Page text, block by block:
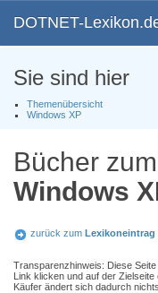
DOTNET-
Sie sind hier
Themenübersicht
Windows XP
Bücher
Windows
zurück zum Lexikoneintrag
Transparenzhinweis: Diese
Link klicken und auf der
Käufer ändert sich dadurch